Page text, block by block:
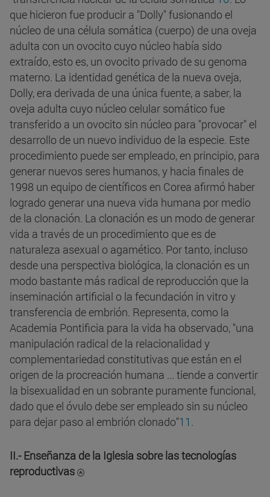
que hicieron fue producir a "Dolly" fusionando el
núcleo de una célula somática (cuerpo) de una oveja
adulta con un ovocito cuyo núcleo había sido
extraído, esto es, un ovocito privado de su genoma
materno. La identidad genética de la nueva oveja,
Dolly, era derivada de una única fuente, a saber, la
oveja adulta cuyo núcleo celular somático fue
transferido a un ovocito sin núcleo para "provocar" el
desarrollo de un nuevo individuo de la especie. Este
procedimiento puede ser empleado, en principio, para
generar nuevos seres humanos, y hacia finales de
1998 un equipo de científicos en Corea afirmó haber
logrado generar una nueva vida humana por medio
de la clonación. La clonación es un modo de generar
vida a través de un procedimiento que es de
naturaleza asexual o agamético. Por tanto, incluso
desde una perspectiva biológica, la clonación es un
modo bastante más radical de reproducción que la
inseminación artificial o la fecundación in vitro y
transferencia de embrión. Representa, como la
Academia Pontificia para la vida ha observado, "una
manipulación radical de la relacionalidad y
complementariedad constitutivas que están en el
origen de la procreación humana ... tiende a convertir
la bisexualidad en un sobrante puramente funcional,
dado que el óvulo debe ser empleado sin su núcleo
para dejar paso al embrión clonado"11 .
II.- Enseñanza de la Iglesia sobre las tecnologías
reproductivas